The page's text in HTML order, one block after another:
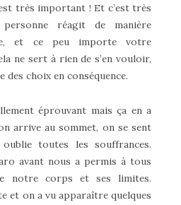
très important ! Et c’est très
réagit de manière
et ce peu importe votre
ne sert à rien de s’en vouloir,
des choix en conséquence.
éprouvant mais ça en a
arrive au sommet, on se sent
toutes les souffrances.
avant nous a permis à tous
notre corps et ses limites.
et on a vu apparaître quelques